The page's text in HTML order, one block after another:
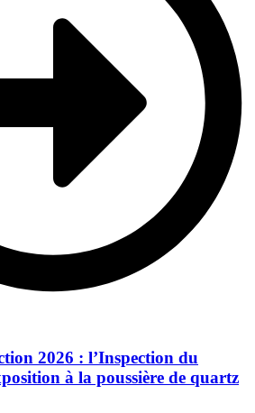
2026 : l’Inspection du
à la poussière de quartz